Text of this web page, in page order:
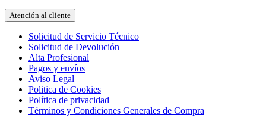
Atención al cliente
Solicitud de Servicio Técnico
Solicitud de Devolución
Alta Profesional
Pagos y envíos
Aviso Legal
Politica de Cookies
Política de privacidad
Términos y Condiciones Generales de Compra